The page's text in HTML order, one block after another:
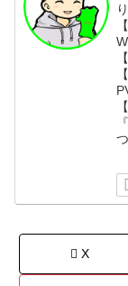
X